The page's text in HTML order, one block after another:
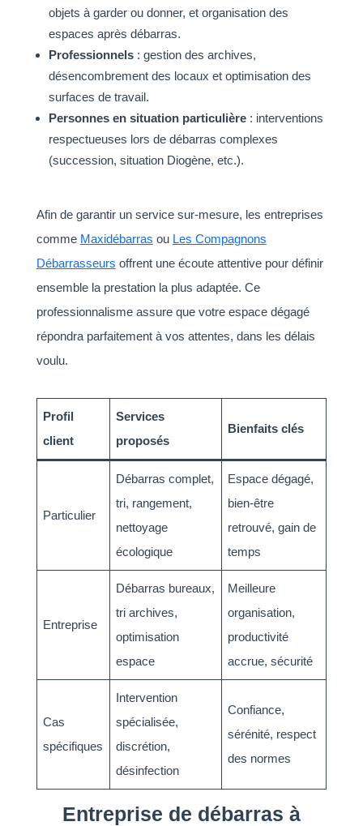
objets à garder ou donner, et organisation des
espaces après débarras.
Professionnels: gestion des archives,
désencombrement des locaux et optimisation des
surfaces de travail.
Personnes en situation particulière: interventions
respectueuses lors de débarras complexes
(succession, situation Diogène, etc.).
Afin de garantir un service sur-mesure, les entreprises
comme Maxidébarras ou Les Compagnons
Débarrasseurs offrent une écoute attentive pour définir
ensemble la prestation la plus adaptée. Ce
professionnalisme assure que votre espace dégagé
répondra parfaitement à vos attentes, dans les délais
voulu.
Profil
client
Services
proposés
Bienfaits clés
Particulier
Débarras complet,
tri, rangement,
nettoyage
écologique
Espace dégagé,
bien-être
retrouvé, gain de
temps
Entreprise
Débarras bureaux,
tri archives,
optimisation
espace
Meilleure
organisation,
productivité
accrue, sécurité
Cas
spécifiques
Intervention
spécialisée,
discrétion,
désinfection
Confiance,
sérénité, respect
des normes
Entreprise de débarras à